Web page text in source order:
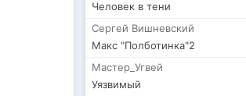
Человек в тени
Сергей Вишневский
Макс "Полботинка"2
Мастер_Угвей
Уязвимый